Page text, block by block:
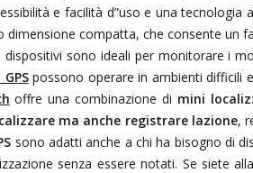
e facilità d”uso e una tecnologia
dimensione compatta, che consente un
dispositivi sono ideali per monitorare i
possono operare in ambienti difficili
offre una combinazione di mini
ma anche registrare lazione,
sono adatti anche a chi ha bisogno di
senza essere notati. Se siete